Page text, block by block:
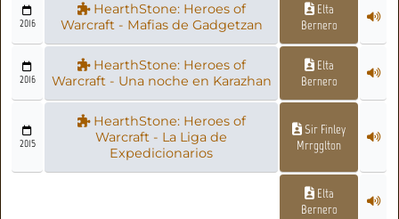
2016
HearthStone: Heroes of
Warcraft - Mafias de Gadgetzan
Elta
Bernero
2016
HearthStone: Heroes of
Warcraft - Una noche en Karazhan
Elta
Bernero
2015
HearthStone: Heroes of
Warcraft - La Liga de
Expedicionarios
Sir Finley
Mrrgglton
Elta
Bernero